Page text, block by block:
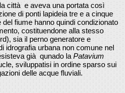
città e aveva una portata così
di ponti lapideia tre e a cinque
fiume hanno quindi condizionato
costituendone alla stesso
sia il perno generatore e
idrografia urbana non comune nel
già qunado la Patavium
sviluppatisi in ordine sparso sui
delle acque fluviali.